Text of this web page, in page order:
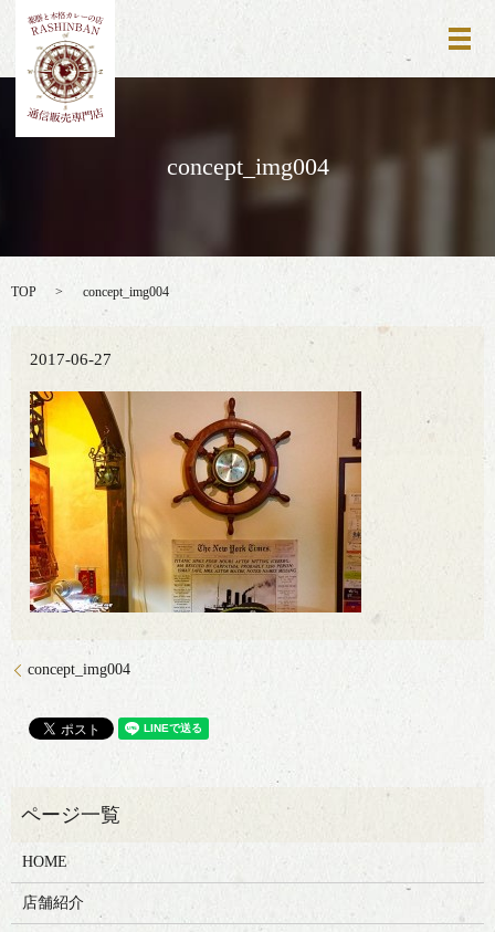
メ
concept_img004
TOP concept_img004
2017-06-27
concept_img004
HOME
店舗紹介